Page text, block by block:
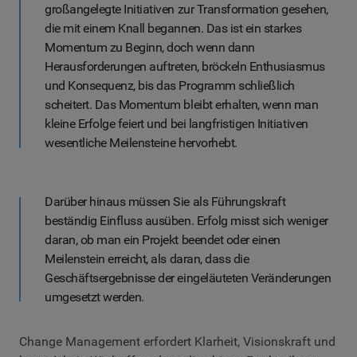
großangelegte Initiativen zur Transformation gesehen,
die mit einem Knall begannen. Das ist ein starkes
Momentum zu Beginn, doch wenn dann
Herausforderungen auftreten, bröckeln Enthusiasmus
und Konsequenz, bis das Programm schließlich
scheitert. Das Momentum bleibt erhalten, wenn man
kleine Erfolge feiert und bei langfristigen Initiativen
wesentliche Meilensteine hervorhebt.
Darüber hinaus müssen Sie als Führungskraft
beständig Einfluss ausüben. Erfolg misst sich weniger
daran, ob man ein Projekt beendet oder einen
Meilenstein erreicht, als daran, dass die
Geschäftsergebnisse der eingeläuteten Veränderungen
umgesetzt werden.
Change Management erfordert Klarheit, Visionskraft und